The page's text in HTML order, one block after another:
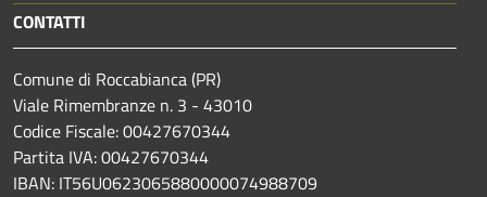
CONTATTI
Comune di Roccabianca (PR)
Viale Rimembranze n. 3 - 43010
Codice Fiscale: 00427670344
Partita IVA: 00427670344
IBAN: IT56U0623065880000074988709